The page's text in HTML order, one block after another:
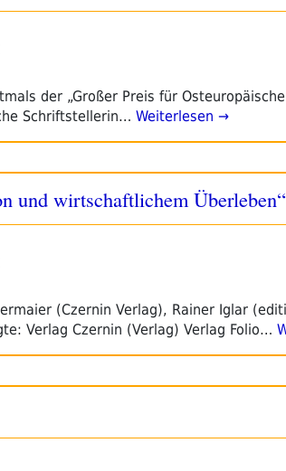
der „Großer Preis für
Schriftstellerin… Weiterlesen →
und wirtschaftlichem Überleben“
(Czernin Verlag), Rainer Iglar
Verlag Czernin (Verlag) Verlag Folio…